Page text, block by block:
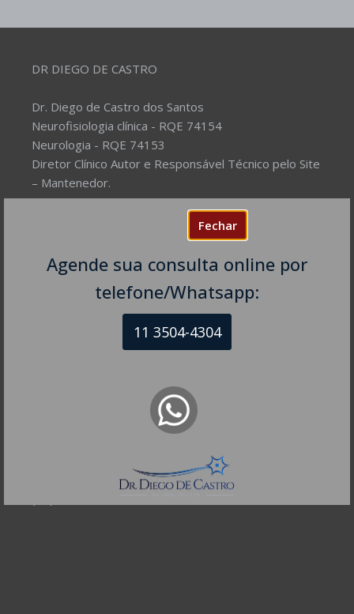
Fechar
Agende sua consulta online por
telefone/Whatsapp:
11 3504-4304
DR DIEGO DE CASTRO
Dr. Diego de Castro dos Santos
Neurofisiologia clínica - RQE 74154
Neurologia - RQE 74153
Diretor Clínico Autor e Responsável Técnico pelo Site
– Mantenedor.
Prover Soluções cada vez mais
completas de forma facilitada para a gestão da saúde
e o bem-estar das pessoas, com excelência,
humanidade e sustentabilidade. Destinado ao
público em geral.
NEUROLOGISTA EM SÃO PAULO – SP
R. Itapeva, 518 - sala 1301
Bela Vista - São Paulo - SP